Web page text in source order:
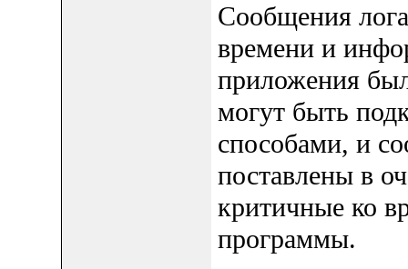
Сообщения
времени и
приложения
могут быть
способами, и
поставлены в
критичные ко
программы.